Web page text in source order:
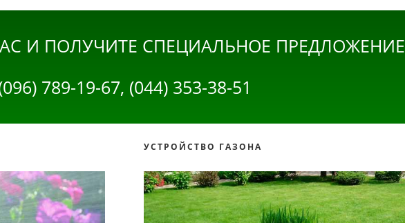
И ПОЛУЧИТЕ СПЕЦИАЛЬНОЕ ПРЕДЛОЖЕНИЕ
789-19-67, (044) 353-38-51
УСТРОЙСТВО ГАЗОНА